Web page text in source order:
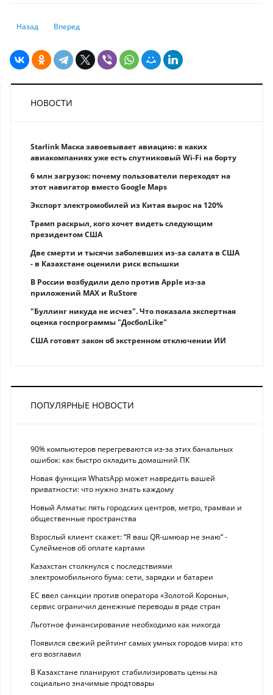
Предыдущий: Apple готовит новую функцию защиты iPhone от
Назад Следующий: Кого не заменит искусственный интеллект:
Вперед
НОВОСТИ
Starlink Маска завоевывает авиацию: в каких
авиакомпаниях уже есть спутниковый Wi-Fi на борту
6 млн загрузок: почему пользователи переходят на
этот навигатор вместо Google Maps
Экспорт электромобилей из Китая вырос на 120%
Трамп раскрыл, кого хочет видеть следующим
президентом США
Две смерти и тысячи заболевших из-за салата в США
- в Казахстане оценили риск вспышки
В России возбудили дело против Apple из-за
приложений MAX и RuStore
"Буллинг никуда не исчез". Что показала экспертная
оценка госпрограммы "ДосболLike"
США готовят закон об экстренном отключении ИИ
ПОПУЛЯРНЫЕ НОВОСТИ
90% компьютеров перегреваются из-за этих банальных
ошибок: как быстро охладить домашний ПК
Новая функция WhatsApp может навредить вашей
приватности: что нужно знать каждому
Новый Алматы: пять городских центров, метро, трамваи и
общественные пространства
Взрослый клиент скажет: “Я ваш QR-шмюар не знаю“ -
Сулейменов об оплате картами
Казахстан столкнулся с последствиями
электромобильного бума: сети, зарядки и батареи
ЕС ввел санкции против оператора «Золотой Короны»,
сервис ограничил денежные переводы в ряде стран
Льготное финансирование необходимо как никогда
Появился свежий рейтинг самых умных городов мира: кто
его возглавил
В Казахстане планируют стабилизировать цены на
социально значимые продтовары